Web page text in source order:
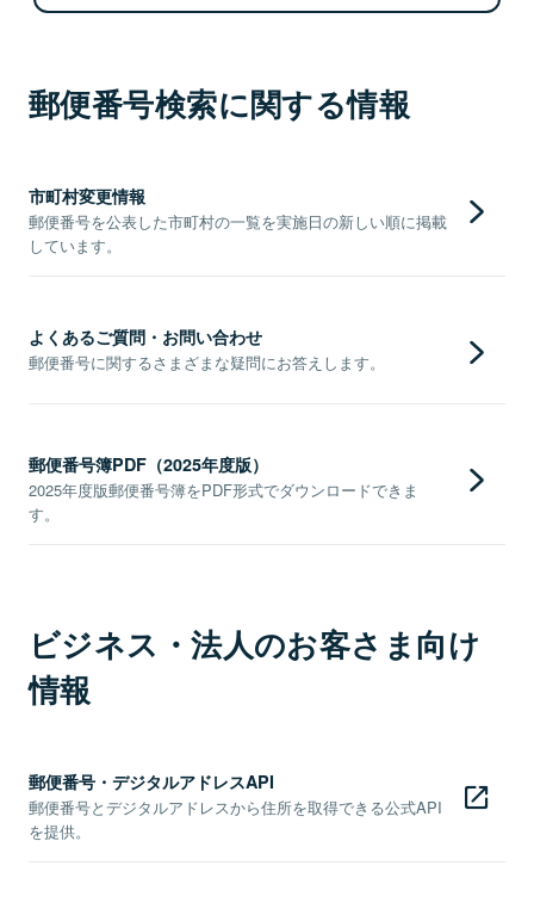
郵便番号検索に関する情報
市町村変更情報
郵便番号を公表した市町村の一覧を実施日の新しい順に掲載
しています。
よくあるご質問・お問い合わせ
郵便番号に関するさまざまな疑問にお答えします。
郵便番号簿PDF（2025年度版）
2025年度版郵便番号簿をPDF形式でダウンロードできま
す。
ビジネス・法人のお客さま向け
情報
郵便番号・デジタルアドレスAPI
郵便番号とデジタルアドレスから住所を取得できる公式API
を提供。